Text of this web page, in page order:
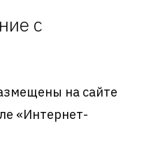
с
на сайте
«Интернет-